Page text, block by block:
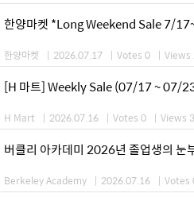
한양마켓 *Long Weekend Sale 7/
한양마켓 | 2026.07.17 | Votes 0 | Views
[H 마트] Weekly Sale (07/17 ~ 07/
H Mart | 2026.07.16 | Votes 0 | Views
버클리 아카데미 2026년 졸업생의 눈
Berkeley Academy | 2026.07.16 | Votes